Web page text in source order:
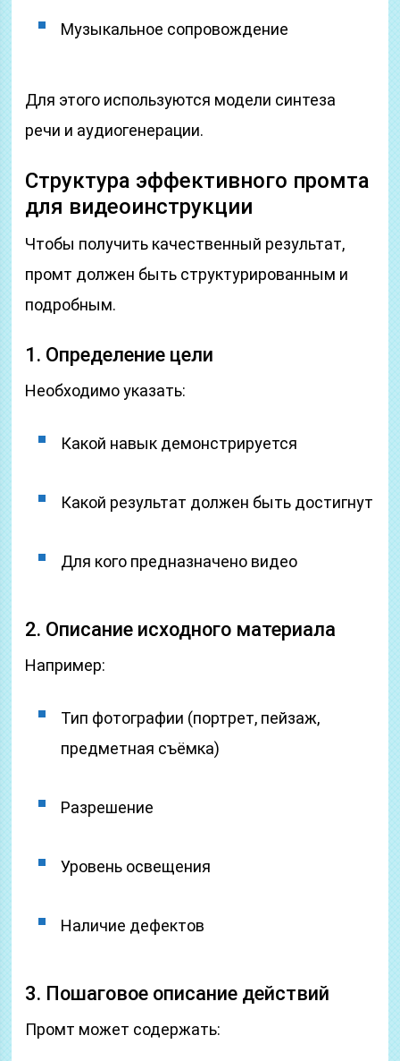
Музыкальное сопровождение
Для этого используются модели синтеза
речи и аудиогенерации.
Структура эффективного промта
для видеоинструкции
Чтобы получить качественный результат,
промт должен быть структурированным и
подробным.
1. Определение цели
Необходимо указать:
Какой навык демонстрируется
Какой результат должен быть достигнут
Для кого предназначено видео
2. Описание исходного материала
Например:
Тип фотографии (портрет, пейзаж,
предметная съёмка)
Разрешение
Уровень освещения
Наличие дефектов
3. Пошаговое описание действий
Промт может содержать: